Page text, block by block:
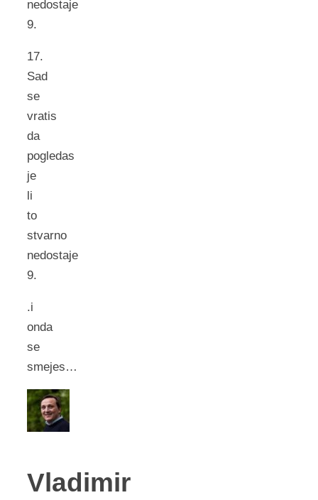
nedostaje
9.
17.
Sad
se
vratis
da
pogledas
je
li
to
stvarno
nedostaje
9.
.i
onda
se
smejes…
Vladimir